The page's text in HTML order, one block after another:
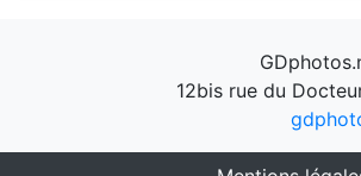
12bis rue du